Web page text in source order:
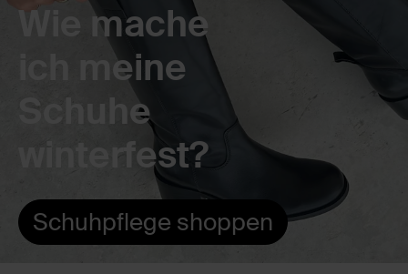
Wie mache
ich meine
Schuhe
winterfest?
Schuhpflege shoppen